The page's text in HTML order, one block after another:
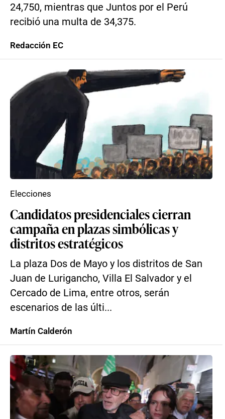
24,750, mientras que Juntos por el Perú
recibió una multa de 34,375.
Redacción EC
Candidatos presidenciales cierran
campaña en plazas simbólicas y
distritos estratégicos
La plaza Dos de Mayo y los distritos de San
Juan de Lurigancho, Villa El Salvador y el
Cercado de Lima, entre otros, serán
escenarios de las últi...
Elecciones
Martín Calderón